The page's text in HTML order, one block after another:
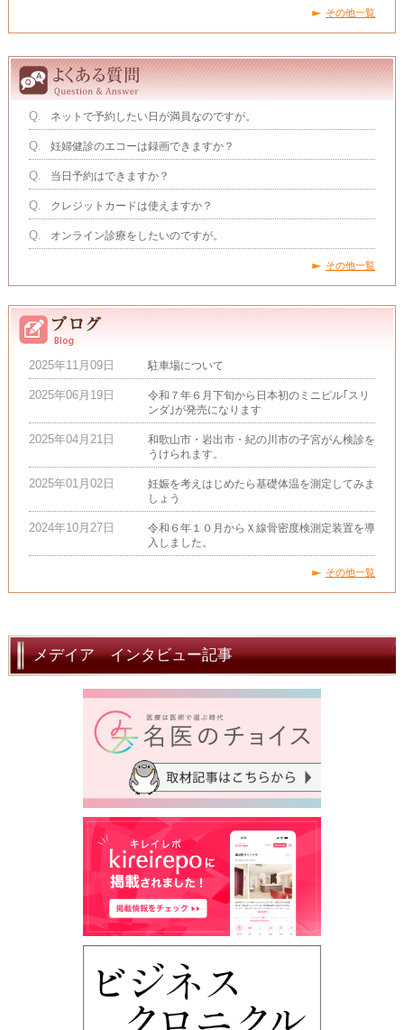
その他一覧
Q. ネットで予約したい日が満員なのですが。
Q. 妊婦健診のエコーは録画できますか？
Q. 当日予約はできますか？
Q. クレジットカードは使えますか？
Q. オンライン診療をしたいのですが。
その他一覧
2025年11月09日 駐車場について
2025年06月19日
令和７年６月下旬から日本初のミニピル｢スリ
ンダ｣が発売になります
2025年04月21日
和歌山市・岩出市・紀の川市の子宮がん検診を
うけられます。
2025年01月02日
妊娠を考えはじめたら基礎体温を測定してみま
しょう
2024年10月27日
令和６年１０月からＸ線骨密度検測定装置を導
入しました。
その他一覧
メデイア インタビュー記事